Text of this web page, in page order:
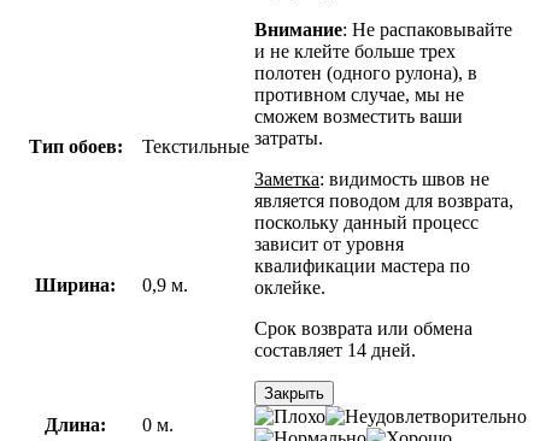
Внимание: Не распаковывайте
и не клейте больше трех
полотен (одного рулона), в
противном случае, мы не
сможем возместить ваши
затраты.
Заметка: видимость швов не
является поводом для возврата,
поскольку данный процесс
зависит от уровня
квалификации мастера по
оклейке.
Срок возврата или обмена
составляет 14 дней.
Закрыть
Тип обоев: Текстильные
Ширина: 0,9 м.
Длина: 0 м.